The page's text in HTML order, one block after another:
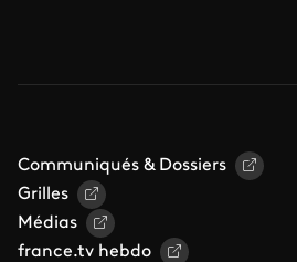
Communiqués & Dossiers
Grilles
Médias
france.tv hebdo